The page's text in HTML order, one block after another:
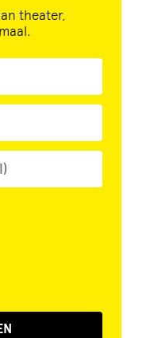
theater,